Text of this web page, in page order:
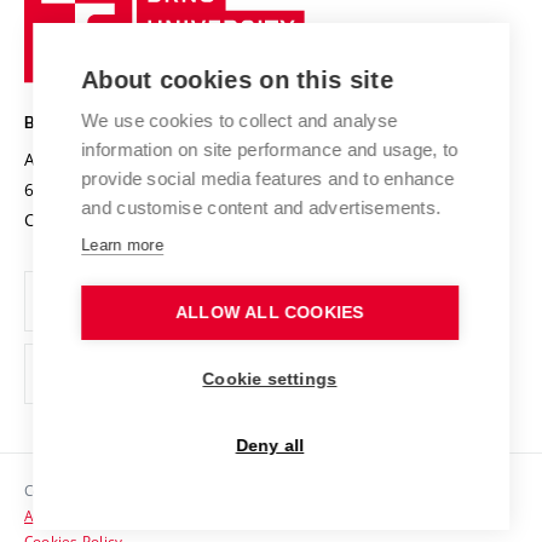
Research infrastructures
Projects
Projects from Structural Funds
Specific University Research
International Agreements
Sustainable university
Safe University
Organization Structure
Official notice board
Personal Data Protection
Support and development of employees and students
Contacts
Technology
BRNO UNIVERSITY OF TECHNOLOGY
Antonínská 548/1
602 00 Brno
Czech Republic
www.vut.cz
vut@vutbr.cz
Copyright © 2026 VUT
Accessibility Statement
About cookies on this site
We use cookies to collect and analyse
information on site performance and usage, to
provide social media features and to enhance
and customise content and advertisements.
Learn more
ALLOW ALL COOKIES
Cookie settings
Deny all